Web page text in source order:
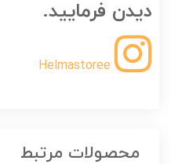
دیدن فرمایید.
Helmastoree
محصولات مرتبط